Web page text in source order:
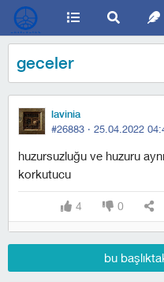
geceler
lavinia
#26883 · 25.04.2022
huzursuzluğu ve huzuru
korkutucu
4 0
bu